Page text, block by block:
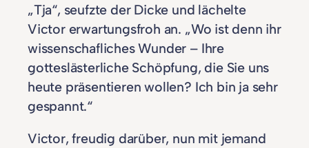
„Tja“, seufzte der Dicke und lächelte
Victor erwartungsfroh an. „Wo ist denn ihr
wissenschafliches Wunder – Ihre
gotteslästerliche Schöpfung, die Sie uns
heute präsentieren wollen? Ich bin ja sehr
gespannt.“
Victor, freudig darüber, nun mit jemand